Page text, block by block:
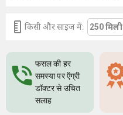
किसी और साइज में: 250 मिली
फसल की हर
समस्या पर ऍग्री
डॉक्टर से उचित
सलाह